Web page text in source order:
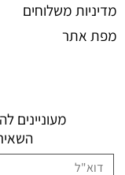
מדיניות משלוחים
מפת אתר
מעוניינים